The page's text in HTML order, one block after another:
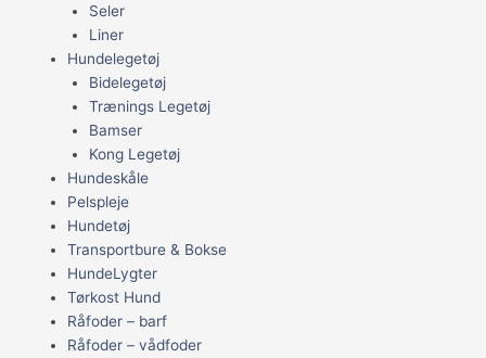
Seler
Liner
Hundelegetøj
Bidelegetøj
Trænings Legetøj
Bamser
Kong Legetøj
Hundeskåle
Pelspleje
Hundetøj
Transportbure & Bokse
HundeLygter
Tørkost Hund
Råfoder – barf
Råfoder – vådfoder